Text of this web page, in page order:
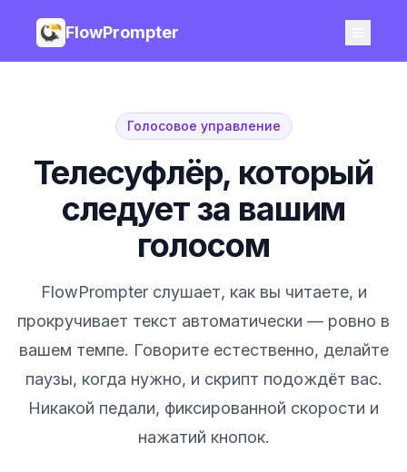
FlowPrompter
Голосовое управление
Телесуфлёр, который
следует за вашим
голосом
FlowPrompter слушает, как вы читаете, и
прокручивает текст автоматически — ровно в
вашем темпе. Говорите естественно, делайте
паузы, когда нужно, и скрипт подождёт вас.
Никакой педали, фиксированной скорости и
нажатий кнопок.